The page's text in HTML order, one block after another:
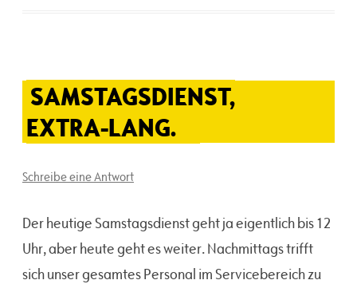
SAMSTAGSDIENST,
EXTRA-LANG.
Schreibe eine Antwort
Der heutige Samstagsdienst geht ja eigentlich bis 12
Uhr, aber heute geht es weiter. Nachmittags trifft
sich unser gesamtes Personal im Servicebereich zu